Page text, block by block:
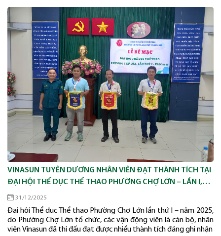
VINASUN TUYÊN DƯƠNG NHÂN VIÊN ĐẠT THÀNH TÍCH TẠI
ĐẠI HỘI THỂ DỤC THỂ THAO PHƯỜNG CHỢ LỚN – LẦN I,
NĂM 2025
31/12/2025
Đại hội Thể dục Thể thao Phường Chợ Lớn lần thứ I – năm 2025,
do Phường Chợ Lớn tổ chức, các vận động viên là cán bộ, nhân
viên Vinasun đã thi đấu đạt được nhiều thành tích đáng ghi nhận